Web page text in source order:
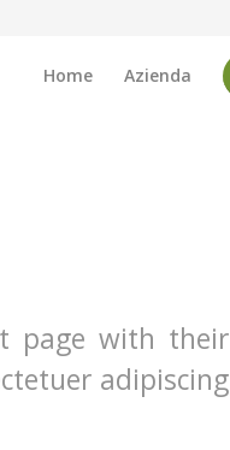
Home Azienda
page with their
adipiscing